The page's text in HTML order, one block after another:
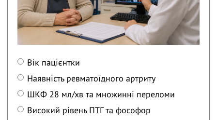
Вік пацієнтки
Наявність ревматоїдного артриту
ШКФ 28 мл/хв та множинні переломи
Високий рівень ПТГ та фософор